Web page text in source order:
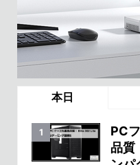
本日
PC
品質